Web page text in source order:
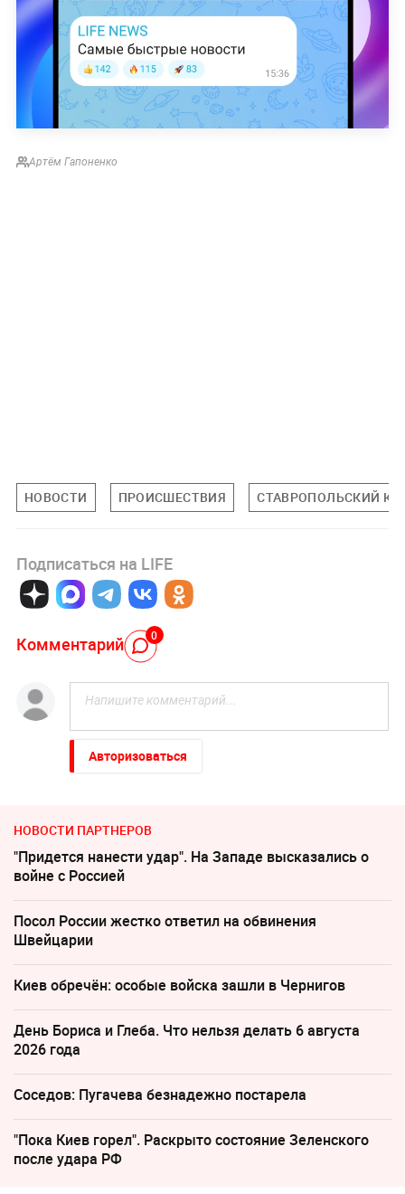
Артём Гапоненко
НОВОСТИ ПРОИСШЕСТВИЯ СТАВРОПОЛЬСКИЙ
Подписаться на LIFE
Комментарий 0
Авторизоваться
НОВОСТИ ПАРТНЕРОВ
"Придется нанести удар". На Западе высказались о
войне с Россией
Посол России жестко ответил на обвинения
Швейцарии
Киев обречён: особые войска зашли в Чернигов
День Бориса и Глеба. Что нельзя делать 6 августа
2026 года
Соседов: Пугачева безнадежно постарела
"Пока Киев горел". Раскрыто состояние Зеленского
после удара РФ